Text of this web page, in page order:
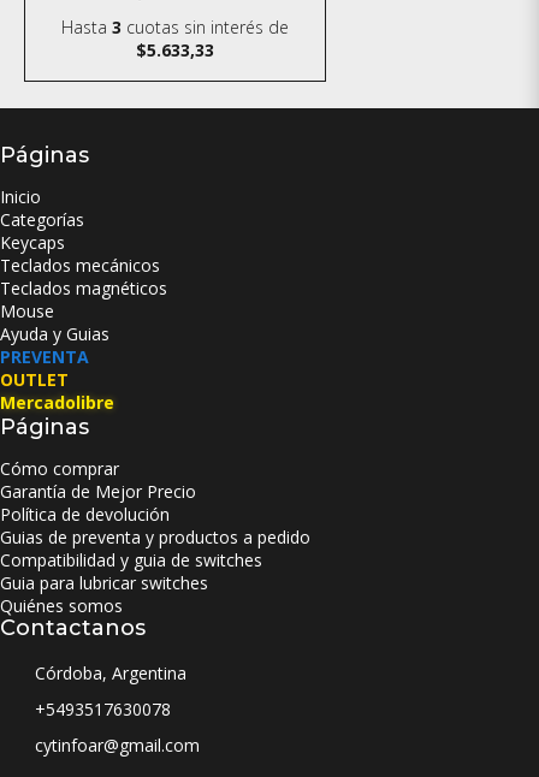
Hasta3 cuotas sin interés de
$5.633,33
Páginas
Inicio
Categorías
Keycaps
Teclados mecánicos
Teclados magnéticos
Mouse
Ayuda y Guias
PREVENTA
OUTLET
Mercadolibre
Páginas
Cómo comprar
Garantía de Mejor Precio
Política de devolución
Guias de preventa y productos a pedido
Compatibilidad y guia de switches
Guia para lubricar switches
Quiénes somos
Contactanos
Córdoba, Argentina
+5493517630078
cytinfoar@gmail.com